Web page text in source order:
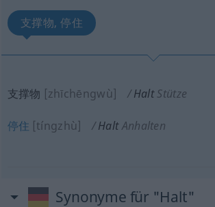
支撑物, 停住
支撑物 [zhīchēngwù] Halt Stütze
停住 [tíngzhù] Halt Anhalten
Synonyme für "Halt"